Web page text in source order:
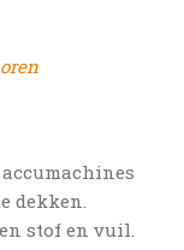
dekken.
stof en vuil.